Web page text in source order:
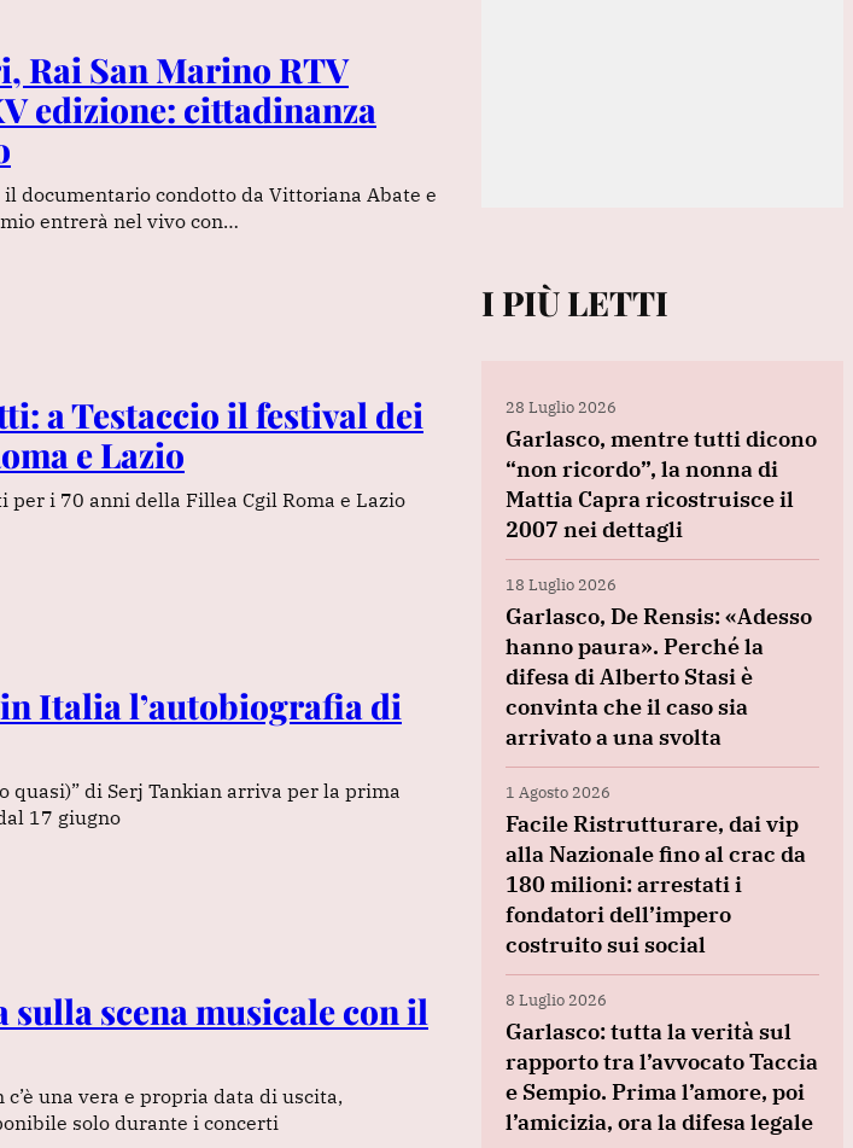
Rai San Marino RTV
edizione: cittadinanza
documentario condotto da Vittoriana Abate e
entrerà nel vivo con…
a Testaccio il festival dei
e Lazio
i 70 anni della Fillea Cgil Roma e Lazio
Italia l’autobiografia di
quasi)” di Serj Tankian arriva per la prima
17 giugno
scena musicale con il
una vera e propria data di uscita,
solo durante i concerti
I PIÙ LETTI
28 Luglio 2026
Garlasco, mentre tutti dicono
“non ricordo”, la nonna di
Mattia Capra ricostruisce il
2007 nei dettagli
18 Luglio 2026
Garlasco, De Rensis: «Adesso
hanno paura». Perché la
difesa di Alberto Stasi è
convinta che il caso sia
arrivato a una svolta
1 Agosto 2026
Facile Ristrutturare, dai vip
alla Nazionale fino al crac da
180 milioni: arrestati i
fondatori dell’impero
costruito sui social
8 Luglio 2026
Garlasco: tutta la verità sul
rapporto tra l’avvocato Taccia
e Sempio. Prima l’amore, poi
l’amicizia, ora la difesa legale